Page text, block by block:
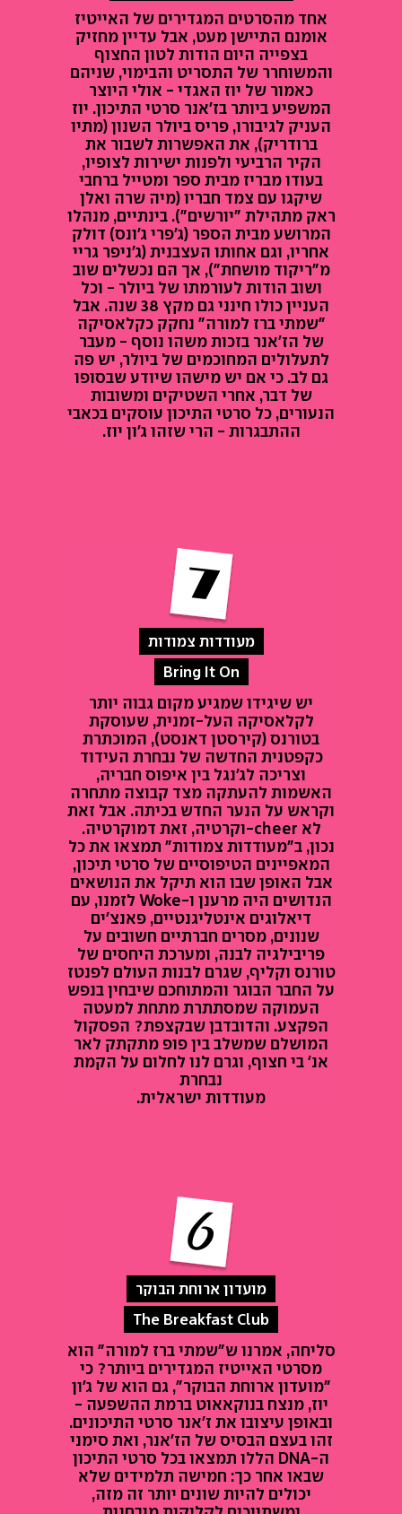
אחד מהסרטים המגדירים של האייטיז
אומנם התיישן מעט, אבל עדיין מחזיק
בצפייה היום הודות לטון החצוף
והמשוחרר של התסריט והבימוי, שניהם
כאמור של יוז האגדי - אולי היוצר
המשפיע ביותר בז'אנר סרטי התיכון. יוז
העניק לגיבורו, פריס ביולר השנון (מתיו
ברודריק), את האפשרות לשבור את
הקיר הרביעי ולפנות ישירות לצופיו,
בעודו מבריז מבית ספר ומטייל ברחבי
שיקגו עם צמד חבריו (מיה שרה ואלן
ראק מתהילת "יורשים"). בינתיים, מנהלו
המרושע מבית הספר (ג'פרי ג'ונס) דולק
אחריו, וגם אחותו העצבנית (ג'ניפר גריי
מ"ריקוד מושחת"), אך הם נכשלים שוב
ושוב הודות לעורמתו של ביולר - וכל
העניין כולו חינני גם מקץ 38 שנה. אבל
"שמתי ברז למורה" נחקק כקלאסיקה
של הז'אנר בזכות משהו נוסף - מעבר
לתעלולים המחוכמים של ביולר, יש פה
גם לב. כי אם יש מישהו שיודע שבסופו
של דבר, אחרי השטיקים ומשובות
הנעורים, כל סרטי התיכון עוסקים בכאבי
ההתבגרות - הרי שזהו ג'ון יוז.
מעודדות צמודות
Bring It On
יש שיגידו שמגיע מקום גבוה יותר
לקלאסיקה העל-זמנית, שעוסקת
בטורנס (קירסטן דאנסט), המוכתרת
כקפטנית החדשה של נבחרת העידוד
וצריכה לג'נגל בין איפוס חבריה,
האשמות להעתקה מצד קבוצה מתחרה
וקראש על הנער החדש בכיתה. אבל זאת
לא cheer-וקרטיה, זאת דמוקרטיה.
נכון, ב"מעודדות צמודות" תמצאו את כל
המאפיינים הטיפוסיים של סרטי תיכון,
אבל האופן שבו הוא תיקל את הנושאים
הנדושים היה מרענן ו-Woke לזמנו, עם
דיאלוגים אינטליגנטיים, פאנצ'ים
שנונים, מסרים חברתיים חשובים על
פריבילגיה לבנה, ומערכת היחסים של
טורנס וקליף, שגרם לבנות העולם לפנטז
על החבר הבוגר והמתוחכם שיבחין בנפש
העמוקה שמסתתרת מתחת למעטה
הפקצע. והדובדבן שבקצפת? הפסקול
המושלם שמשלב בין פופ מתקתק לאר
אנ' בי חצוף, וגרם לנו לחלום על הקמת
נבחרת
מעודדות ישראלית.
מועדון ארוחת הבוקר
The Breakfast Club
סליחה, אמרנו ש"שמתי ברז למורה" הוא
מסרטי האייטיז המגדירים ביותר? כי
"מועדון ארוחת הבוקר", גם הוא של ג'ון
יוז, מנצח בנוקאאוט ברמת ההשפעה -
ובאופן עיצובו את ז'אנר סרטי התיכונים.
זהו בעצם הבסיס של הז'אנר, ואת סימני
ה-DNA הללו תמצאו בכל סרטי התיכון
שבאו אחר כך: חמישה תלמידים שלא
יכולים להיות שונים יותר זה מזה,